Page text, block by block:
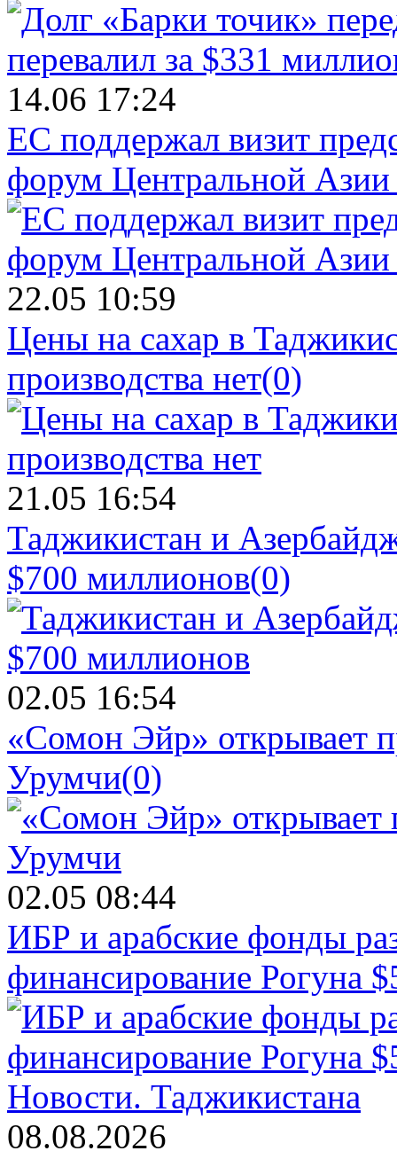
14.06 17:24
ЕС поддержал визит
форум Центральной Азии
22.05 10:59
Цены на сахар в
производства нет(0)
21.05 16:54
Таджикистан и
$700 миллионов(0)
02.05 16:54
«Сомон Эйр» открывает
Урумчи(0)
02.05 08:44
ИБР и арабские фонды
финансирование Рогуна
Новости. Таджикистана
08.08.2026